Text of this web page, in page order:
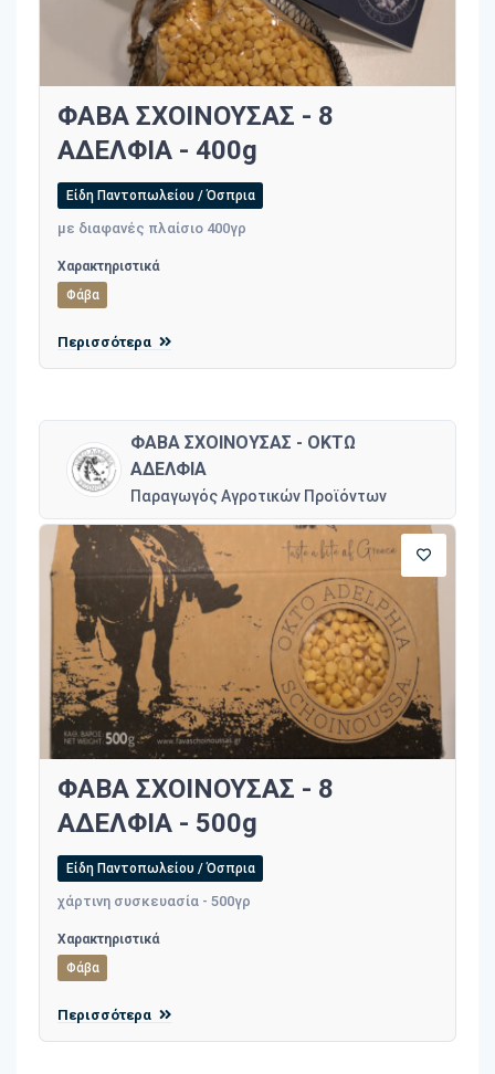
ΦΑΒΑ ΣΧΟΙΝΟΥΣΑΣ - 8
ΑΔΕΛΦΙΑ - 400g
Είδη Παντοπωλείου / Όσπρια
με διαφανές πλαίσιο 400γρ
Χαρακτηριστικά
Φάβα
Περισσότερα
ΦΑΒΑ ΣΧΟΙΝΟΥΣΑΣ - ΟΚΤΩ
ΑΔΕΛΦΙΑ
Παραγωγός Αγροτικών Προϊόντων
ΦΑΒΑ ΣΧΟΙΝΟΥΣΑΣ - 8
ΑΔΕΛΦΙΑ - 500g
Είδη Παντοπωλείου / Όσπρια
χάρτινη συσκευασία - 500γρ
Χαρακτηριστικά
Φάβα
Περισσότερα